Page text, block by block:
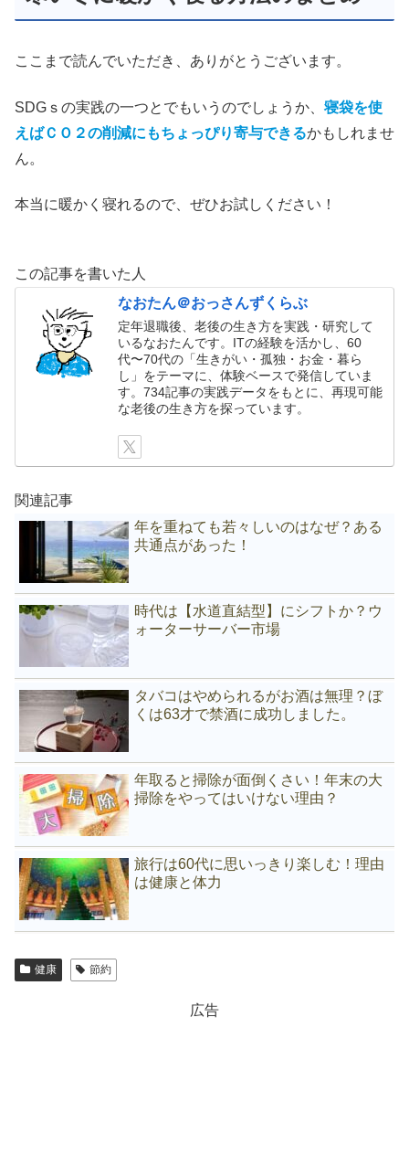
ここまで読んでいただき、ありがとうございます。
SDGｓの実践の一つとでもいうのでしょうか、 寝袋を使
えばＣＯ２の削減にもちょっぴり寄与できるかもしれませ
ん。
本当に暖かく寝れるので、ぜひお試しください！
この記事を書いた人
なおたん＠おっさんずくらぶ
定年退職後、老後の生き方を実践・研究して
いるなおたんです。ITの経験を活かし、60
代〜70代の「生きがい・孤独・お金・暮ら
し」をテーマに、体験ベースで発信していま
す。734記事の実践データをもとに、再現可能
な老後の生き方を探っています。
関連記事
年を重ねても若々しいのはなぜ？ある
共通点があった！
時代は【水道直結型】にシフトか？ウ
ォーターサーバー市場
タバコはやめられるがお酒は無理？ぼ
くは63才で禁酒に成功しました。
年取ると掃除が面倒くさい！年末の大
掃除をやってはいけない理由？
旅行は60代に思いっきり楽しむ！理由
は健康と体力
健康 節約
広告